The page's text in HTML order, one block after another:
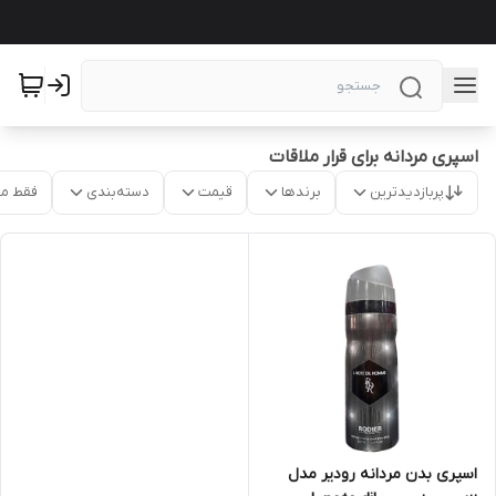
اسپری مردانه برای قرار ملاقات
پربازدیدترین برندها قیمت دسته‌بندی فقط
اسپری بدن مردانه رودیر مدل